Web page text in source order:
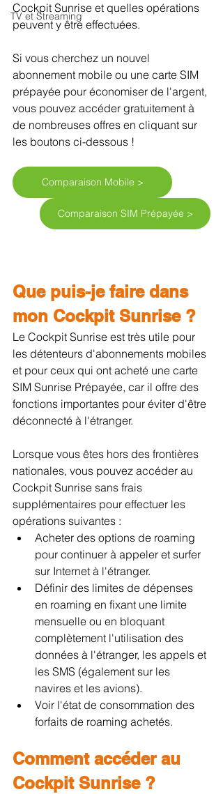
TV et Streaming
Cockpit Sunrise et quelles opérations
peuvent y être effectuées.
Si vous cherchez un nouvel
abonnement mobile ou une carte SIM
prépayée pour économiser de l'argent,
vous pouvez accéder gratuitement à
de nombreuses offres en cliquant sur
les boutons ci-dessous !
Comparaison Mobile >
Comparaison SIM Prépayée >
Que puis-je faire dans
mon Cockpit Sunrise ?
Le Cockpit Sunrise est très utile pour
les détenteurs d'abonnements mobiles
et pour ceux qui ont acheté une carte
SIM Sunrise Prépayée, car il offre des
fonctions importantes pour éviter d'être
déconnecté à l'étranger.
Lorsque vous êtes hors des frontières
nationales, vous pouvez accéder au
Cockpit Sunrise sans frais
supplémentaires pour effectuer les
opérations suivantes :
Acheter des options de roaming
pour continuer à appeler et surfer
sur Internet à l'étranger.
Définir des limites de dépenses
en roaming en fixant une limite
mensuelle ou en bloquant
complètement l'utilisation des
données à l'étranger, les appels et
les SMS (également sur les
navires et les avions).
Voir l'état de consommation des
forfaits de roaming achetés.
Comment accéder au
Cockpit Sunrise ?